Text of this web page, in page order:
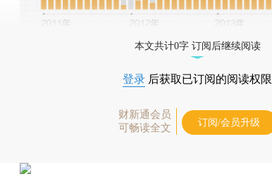
本文共计0字 订阅后继续阅读
登录 后获取已订阅的阅读权限
财新通会员
可畅读全文
订阅/会员升级